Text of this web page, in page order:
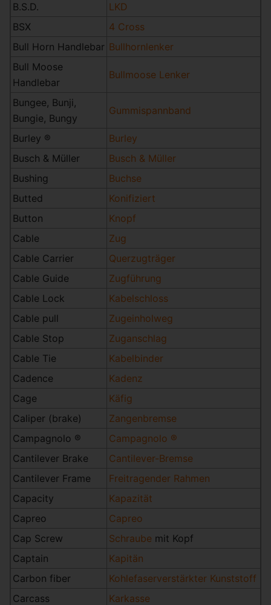
B.S.D.
LKD
BSX
4 Cross
Bull Horn Handlebar Bullhornlenker
Bull Moose
Handlebar
Bullmoose Lenker
Bungee, Bunji,
Bungie, Bungy
Gummispannband
Burley ®
Burley
Busch & Müller
Busch & Müller
Bushing
Buchse
Butted
Konifiziert
Button
Knopf
Cable
Zug
Cable Carrier
Querzugträger
Cable Guide
Zugführung
Cable Lock
Kabelschloss
Cable pull
Zugeinholweg
Cable Stop
Zuganschlag
Cable Tie
Kabelbinder
Cadence
Kadenz
Cage
Käfig
Caliper (brake)
Zangenbremse
Campagnolo ®
Campagnolo ®
Cantilever Brake
Cantilever-Bremse
Cantilever Frame
Freitragender Rahmen
Capacity
Kapazität
Capreo
Capreo
Cap Screw
Schraube mit Kopf
Captain
Kapitän
Carbon fiber
Kohlefaserverstärkter Kunststoff
Carcass
Karkasse